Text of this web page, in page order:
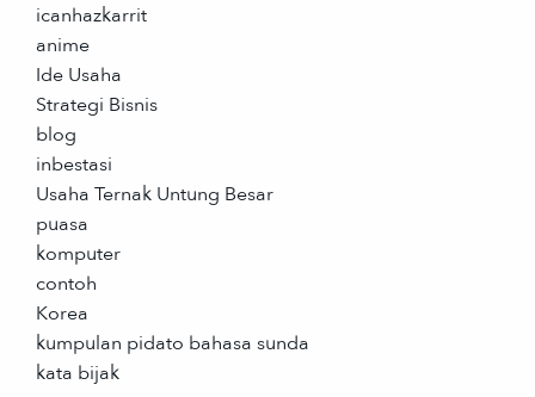
icanhazkarrit
anime
Ide Usaha
Strategi Bisnis
blog
inbestasi
Usaha Ternak Untung Besar
puasa
komputer
contoh
Korea
kumpulan pidato bahasa sunda
kata bijak